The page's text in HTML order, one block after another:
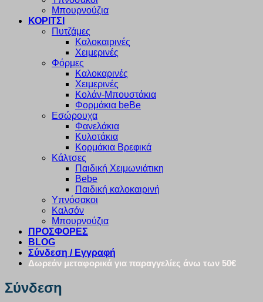
Μπουρνούζια
ΚΟΡΙΤΣΙ
Πυτζάμες
Καλοκαιρινές
Χειμερινές
Φόρμες
Καλοκαρινές
Χειμερινές
Κολάν-Μπουστάκια
Φορμάκια beBe
Εσώρουχα
Φανελάκια
Κυλοτάκια
Κορμάκια Βρεφικά
Κάλτσες
Παιδική Χειμωνιάτικη
Bebe
Παιδική καλοκαιρινή
Υπνόσακοι
Καλσόν
Μπουρνούζια
ΠΡΟΣΦΟΡΕΣ
BLOG
Σύνδεση / Εγγραφή
Δωρεάν μεταφορικά για παραγγελίες άνω των 50€
Σύνδεση